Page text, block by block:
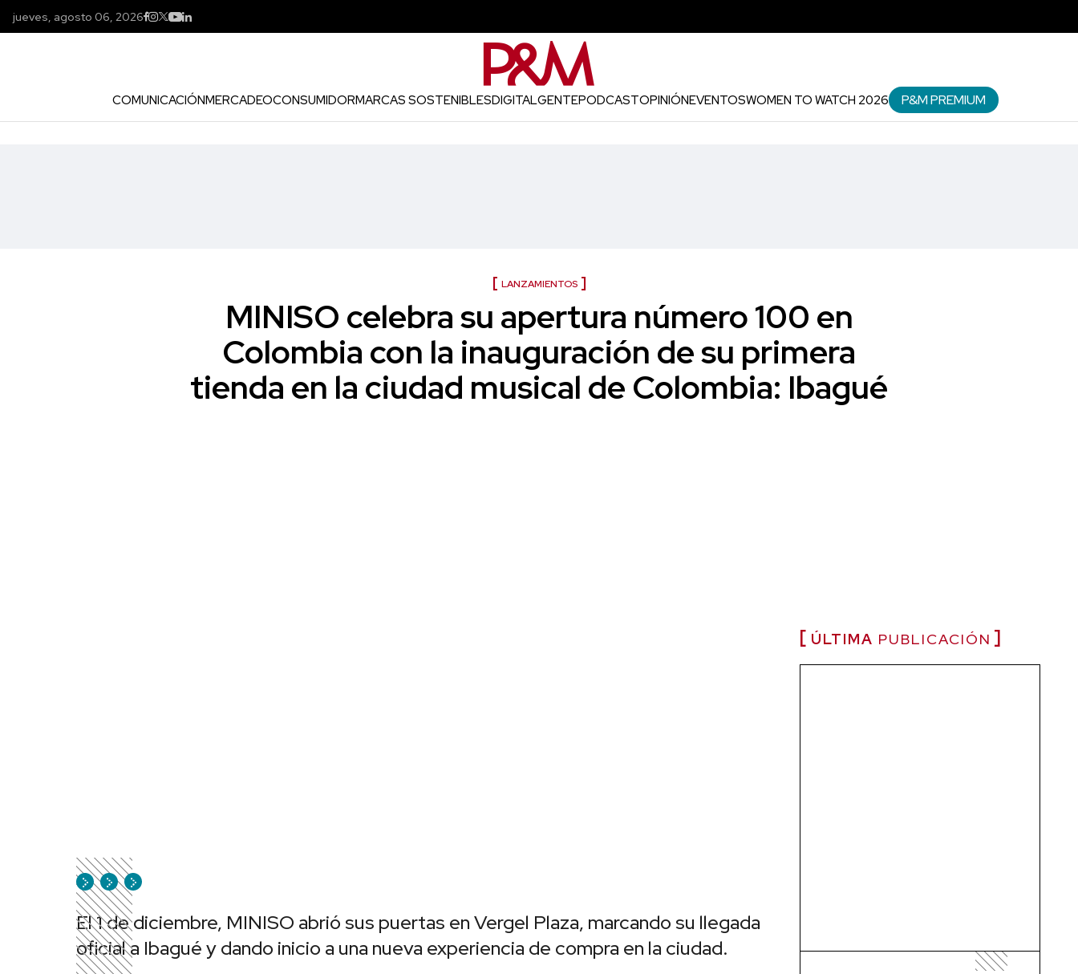
jueves, agosto 06, 2026
COMUNICACIÓNMERCADEOCONSUMIDORMARCAS SOSTENIBLESDIGITALGENTEPODCASTOPINIÓNEVENTOSWOMEN TO WATCH 2026 P&M PREMIUM
LANZAMIENTOS
MINISO celebra su apertura número 100 en
Colombia con la inauguración de su primera
tienda en la ciudad musical de Colombia: Ibagué
El 1 de diciembre, MINISO abrió sus puertas en Vergel Plaza, marcando su llegada
oficial a Ibagué y dando inicio a una nueva experiencia de compra en la ciudad.
ÚLTIMA PUBLICACIÓN